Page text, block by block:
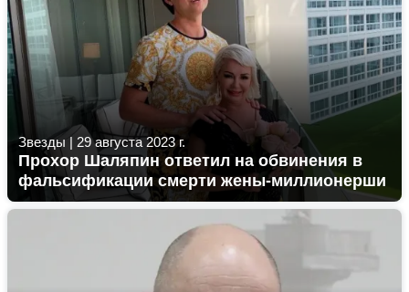
Звезды | 29 августа 2023 г.
Прохор Шаляпин ответил на обвинения в
фальсификации смерти жены-миллионерши